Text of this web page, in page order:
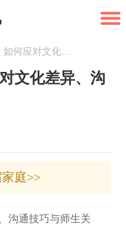
《美国高中留学：如何应对文化差异、沟通技巧与师生关系》
文化差异、沟
庭>>
沟通技巧与师生关